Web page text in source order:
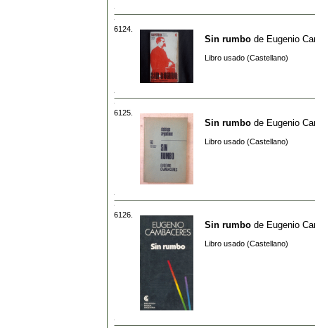
6124.
Sin rumbo de Eugenio
Libro usado (Castellano)
6125.
Sin rumbo de Eugenio
Libro usado (Castellano)
6126.
Sin rumbo de Eugenio
Libro usado (Castellano)